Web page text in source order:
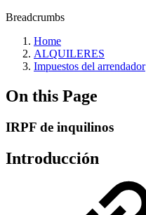
Breadcrumbs
Home
ALQUILERES
Impuestos del arrendador
On this Page
IRPF de inquilinos
Introducción